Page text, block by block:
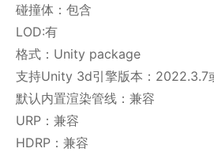
碰撞体：包含
LOD:有
格式：Unity package
支持Unity 3d引擎版本：2022.3.7
默认内置渲染管线：兼容
URP：兼容
HDRP：兼容